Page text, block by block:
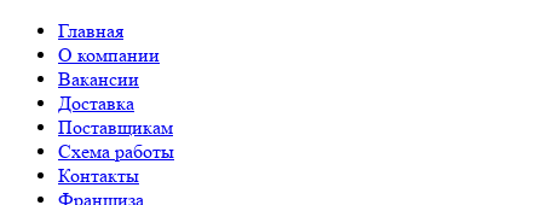
Главная
О компании
Вакансии
Доставка
Поставщикам
Схема работы
Контакты
Франшиза